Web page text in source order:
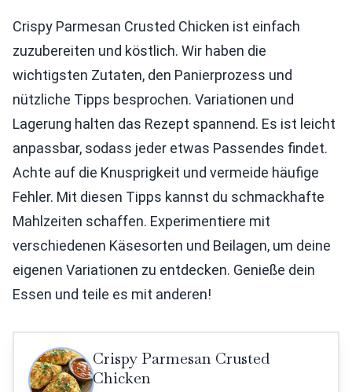
Crispy Parmesan Crusted Chicken ist einfach
zuzubereiten und köstlich. Wir haben die
wichtigsten Zutaten, den Panierprozess und
nützliche Tipps besprochen. Variationen und
Lagerung halten das Rezept spannend. Es ist leicht
anpassbar, sodass jeder etwas Passendes findet.
Achte auf die Knusprigkeit und vermeide häufige
Fehler. Mit diesen Tipps kannst du schmackhafte
Mahlzeiten schaffen. Experimentiere mit
verschiedenen Käsesorten und Beilagen, um deine
eigenen Variationen zu entdecken. Genieße dein
Essen und teile es mit anderen!
Crispy Parmesan Crusted
Chicken